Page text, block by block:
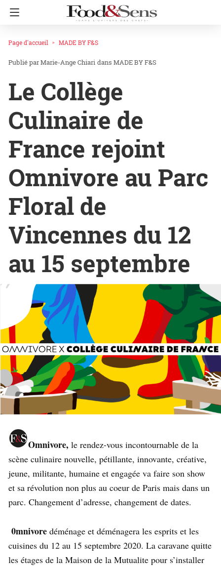
Page d'accueil MADE BY F&S
Marie-Ange Chiari dans MADE BY F&S
Le Collège
Culinaire de
France rejoint
Omnivore au Parc
Floral de
Vincennes du 12
au 15 septembre
Omnivore, le rendez-vous incontournable de la
scène culinaire nouvelle, pétillante, innovante, créative,
jeune, militante, humaine et engagée va faire son show
et sa révolution non plus au coeur de Paris mais dans un
parc. Changement d’adresse, changement de dates.
0mnivore déménage et déménagera les esprits et les
cuisines du 12 au 15 septembre 2020. La caravane quitte
les étages de la Maison de la Mutualite pour s’installer